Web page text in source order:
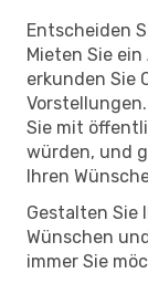
Entscheiden
Mieten Sie
erkunden Sie
Sie mit
würden, und
Ihren
Gestalten Sie
Wünschen
immer Sie